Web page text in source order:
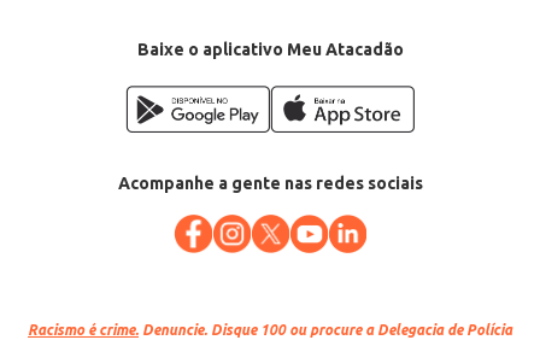
Baixe o aplicativo Meu Atacadão
Acompanhe a gente nas redes sociais
Racismo é crime. Denuncie. Disque 100 ou procure a Delegacia de Polícia